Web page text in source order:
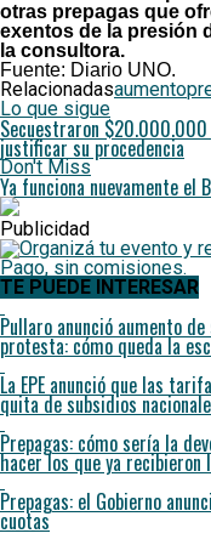
otras prepagas que
exentos de la presión
la consultora.
Fuente: Diario UNO.
Relacionadasaumento
Lo que sigue
Secuestraron $20.000.000
justificar su procedencia
Don't Miss
Ya funciona nuevamente el
Publicidad
TE PUEDE INTERESAR
Pullaro anunció aumento
protesta: cómo queda la
La EPE anunció que las
quita de subsidios
Prepagas: cómo sería la
hacer los que ya
Prepagas: el Gobierno
cuotas